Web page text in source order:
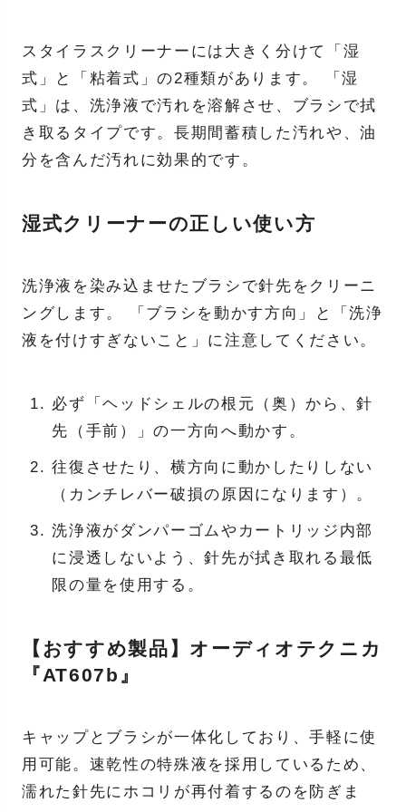
スタイラスクリーナーには大きく分けて「湿
式」と「粘着式」の2種類があります。 「湿
式」は、洗浄液で汚れを溶解させ、ブラシで拭
き取るタイプです。長期間蓄積した汚れや、油
分を含んだ汚れに効果的です。
湿式クリーナーの正しい使い方
洗浄液を染み込ませたブラシで針先をクリーニ
ングします。 「ブラシを動かす方向」と「洗浄
液を付けすぎないこと」に注意してください。
必ず「ヘッドシェルの根元（奥）から、針
先（手前）」の一方向へ動かす。
往復させたり、横方向に動かしたりしない
（カンチレバー破損の原因になります）。
洗浄液がダンパーゴムやカートリッジ内部
に浸透しないよう、針先が拭き取れる最低
限の量を使用する。
【おすすめ製品】オーディオテクニカ
『AT607b』
キャップとブラシが一体化しており、手軽に使
用可能。速乾性の特殊液を採用しているため、
濡れた針先にホコリが再付着するのを防ぎま